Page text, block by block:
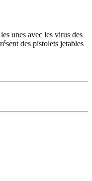
unes avec les virus des
des pistolets jetables